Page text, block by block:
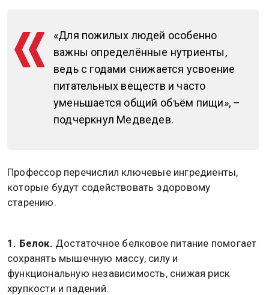
«Для пожилых людей особенно
важны определённые нутриенты,
ведь с годами снижается усвоение
питательных веществ и часто
уменьшается общий объём пищи», –
подчеркнул Медведев.
Профессор перечислил ключевые ингредиенты,
которые будут содействовать здоровому
старению.
1. Белок. Достаточное белковое питание помогает
сохранять мышечную массу, силу и
функциональную независимость, снижая риск
хрупкости и падений.